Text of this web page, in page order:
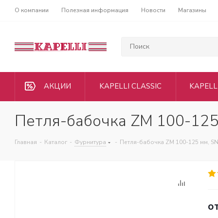
О компании Полезная информация Новости Магазины
АКЦИИ KAPELLI CLASSIC
Петля-бабочка ZM 100-
Главная - Каталог - Фурнитура - Петля-бабочка ZM 100-125 мм,